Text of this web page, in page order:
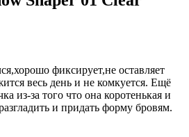
фиксирует,не оставляет
весь день и не комкуется. Ещё
из-за того что она коротенькая и
и придать форму бровям.